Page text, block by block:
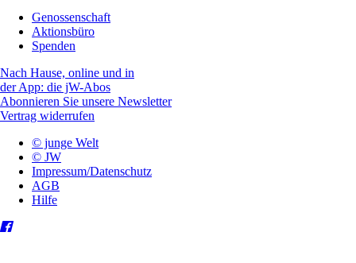
Genossenschaft
Aktionsbüro
Spenden
Nach Hause, online und in
der App: die jW-Abos
Abonnieren Sie unsere Newsletter
Vertrag widerrufen
© junge Welt
© JW
Impressum/Datenschutz
AGB
Hilfe